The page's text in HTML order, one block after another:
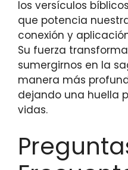
los versículos
que potencia
conexión y
Su fuerza
sumergirnos en la
manera más
dejando una huella
vidas.